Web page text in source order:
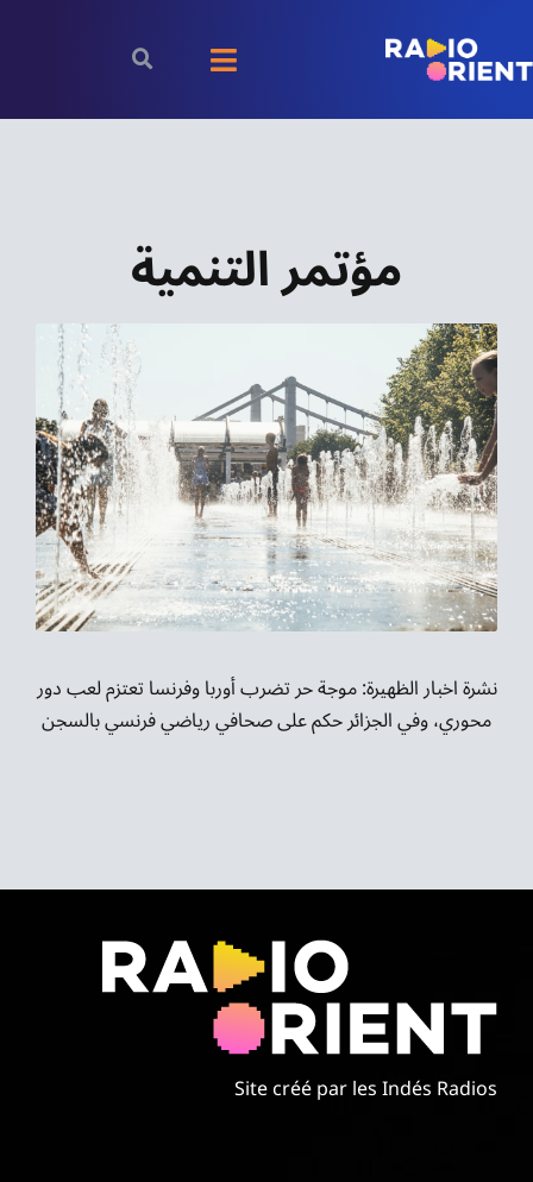
content
Toggle
رياضة
اقتصاد
مقالات
موسيقى الشرق
من نحن
تواصل معنا
مؤتمر التنمية
نشرة اخبار الظهيرة: موجة حر تضرب أوربا وفرنسا تعتزم لعب دور
محوري، وفي الجزائر حكم على صحافي رياضي فرنسي بالسجن
Site créé par les Indés Radios